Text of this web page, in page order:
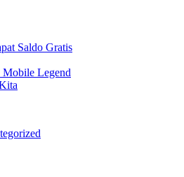
Saldo Gratis
Mobile Legend